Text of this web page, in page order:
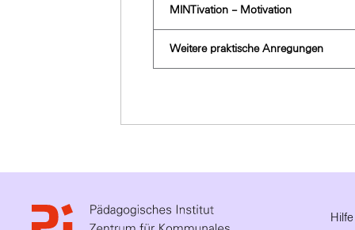
MINTivation – Motivation
Weitere praktische Anregungen